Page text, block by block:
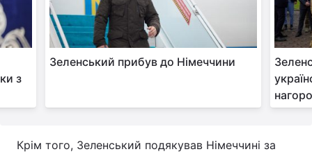
Тема оформлення
з
Зеленський прибув до Німеччини
Крім того, Зеленський подякував Німеччині за